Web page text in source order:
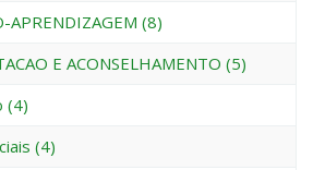
APRENDIZAGEM (8)
E ACONSELHAMENTO (5)
(4)
(4)